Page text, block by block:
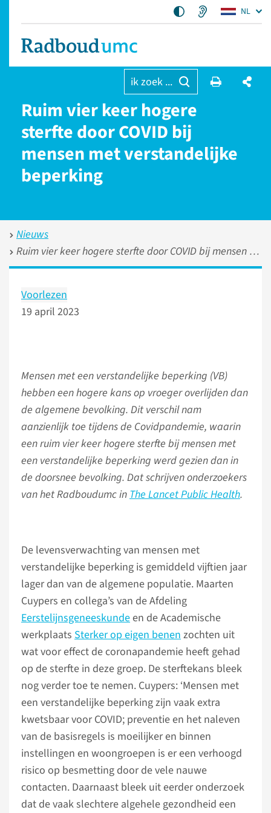
NL
ik zoek ...
Ruim vier keer hogere
sterfte door COVID bij
mensen met verstandelijke
beperking
Nieuws
Ruim vier keer hogere sterfte door COVID bij mensen met verstandelijke beperking
Voorlezen
19 april 2023
Mensen met een verstandelijke beperking (VB)
hebben een hogere kans op vroeger overlijden dan
de algemene bevolking. Dit verschil nam
aanzienlijk toe tijdens de Covidpandemie, waarin
een ruim vier keer hogere sterfte bij mensen met
een verstandelijke beperking werd gezien dan in
de doorsnee bevolking. Dat schrijven onderzoekers
van het Radboudumc inThe Lancet Public Health.
De levensverwachting van mensen met
verstandelijke beperking is gemiddeld vijftien jaar
lager dan van de algemene populatie. Maarten
Cuypers en collega’s van de Afdeling
Eerstelijnsgeneeskundeen de Academische
werkplaats Sterker op eigen benenzochten uit
wat voor effect de coronapandemie heeft gehad
op de sterfte in deze groep. De sterftekans bleek
nog verder toe te nemen. Cuypers: ‘Mensen met
een verstandelijke beperking zijn vaak extra
kwetsbaar voor COVID; preventie en het naleven
van de basisregels is moeilijker en binnen
instellingen en woongroepen is er een verhoogd
risico op besmetting door de vele nauwe
contacten. Daarnaast bleek uit eerder onderzoek
dat de vaak slechtere algehele gezondheid een